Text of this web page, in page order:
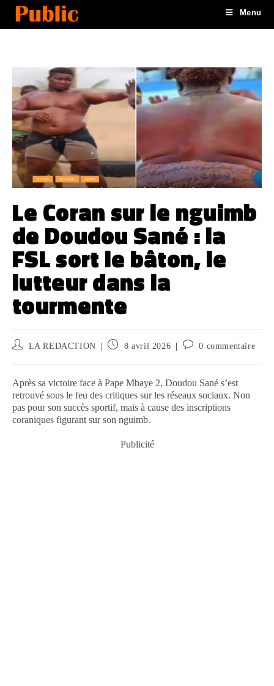
Menu
Le Coran sur le nguimb
de Doudou Sané : la
FSL sort le bâton, le
lutteur dans la
tourmente
LA REDACTION 8 avril 2026 0 commentaire
Après sa victoire face à Pape Mbaye 2, Doudou Sané s’est
retrouvé sous le feu des critiques sur les réseaux sociaux. Non
pas pour son succès sportif, mais à cause des inscriptions
coraniques figurant sur son nguimb.
Publicité